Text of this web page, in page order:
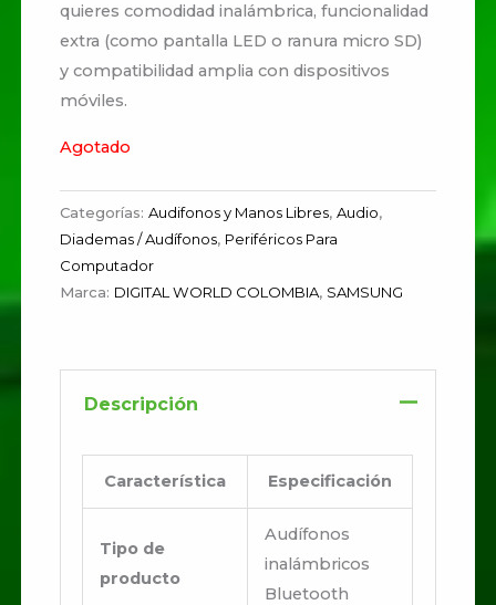
quieres comodidad inalámbrica, funcionalidad
extra (como pantalla LED o ranura micro SD)
y compatibilidad amplia con dispositivos
móviles.
Agotado
Categorías:Audifonos y Manos Libres,Audio,
Diademas / Audífonos, Periféricos Para
Computador
Marca: DIGITAL WORLD COLOMBIA, SAMSUNG
Descripción
Característica Especificación
Tipo de
producto
Audífonos
inalámbricos
Bluetooth